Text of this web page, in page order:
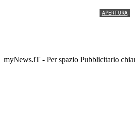
APERTURA
myNews.iT - Per spazio Pubblicitario